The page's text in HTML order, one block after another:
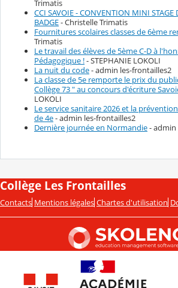
Trimatis
CCI SAVOIE - CONVENTION MINI STAGE
BADGE- Christelle Trimatis
Fournitures scolaires classes de 6ème
Trimatis
Le travail des élèves de 5ème C-D à
Pédagogique !- STEPHANIE LOKOLI
La nuit du code- admin les-frontailles2
La classe de 5e remporte le prix du
Collège 73 " au concours d'écriture
LOKOLI
Le service sanitaire 2026 et la
de 4e- admin les-frontailles2
Dernière journée en Normandie-
Collège Les Frontailles
Contacts Mentions légales Chartes d'utilisation